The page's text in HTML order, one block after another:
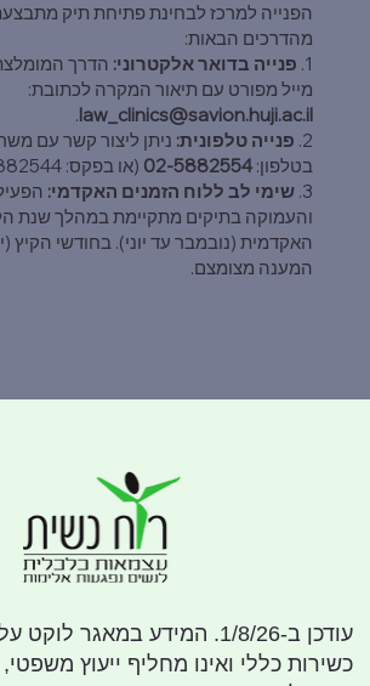
הפנייה למרכז לבחינת פתיחת תיק
מהדרכים הבאות:
1. פנייה בדואר אלקטרוני: הדרך
מייל מפורט עם תיאור המקרה לכתובת:
law_clinics@savion.huji.ac.il
.
2. פנייה טלפונית: ניתן ליצור קשר עם
בטלפון:02-5882554 (או בפקס: 02-5882544).
3. שימי לב ללוח הזמנים האקדמי:
והעמוקה בתיקים מתקיימת במהלך שנת
האקדמית (נובמבר עד יוני). בחודשי הקיץ
המענה מצומצם.
עודכן ב-1/8/26. המידע במאגר
כשירות כללי ואינו מחליף ייעוץ משפטי,